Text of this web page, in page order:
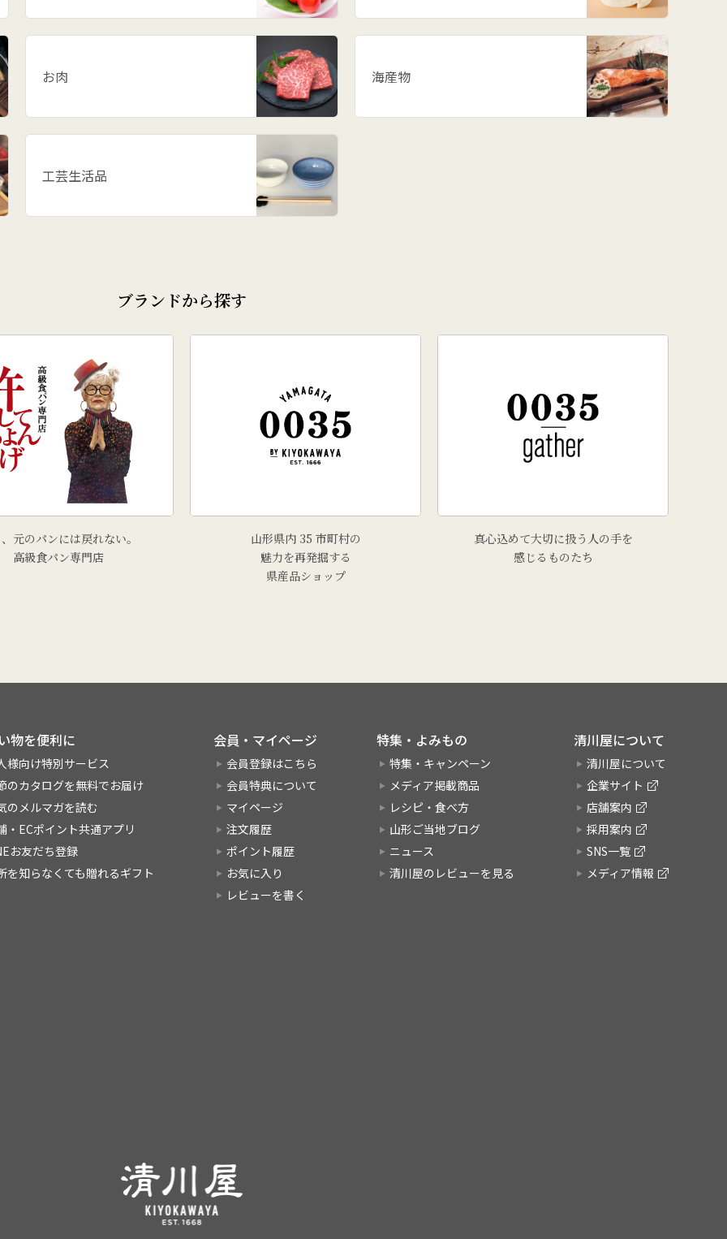
# 柿
# ずんだ
# 福原鮮魚店
お肉 海産物
工芸生活品
ブランドから探す
元のパンには戻れない。
高級食パン専門店
山形県内 35 市町村の
魅力を再発掘する
県産品ショップ
真心込めて大切に扱う人の手を
感じるものたち
物を便利に
様向け特別サービス
のカタログを無料でお届け
のメルマガを読む
・ECポイント共通アプリ
お友だち登録
を知らなくても贈れるギフト
会員・マイページ
会員登録はこちら
会員特典について
マイページ
注文履歴
ポイント履歴
お気に入り
レビューを書く
特集・よみもの
特集・キャンペーン
メディア掲載商品
レシピ・食べ方
山形ご当地ブログ
ニュース
清川屋のレビューを見る
清川屋について
清川屋について
企業サイト
店舗案内
採用案内
SNS一覧
メディア情報